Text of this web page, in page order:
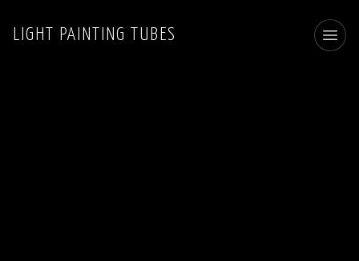
LIGHT PAINTING TUBES